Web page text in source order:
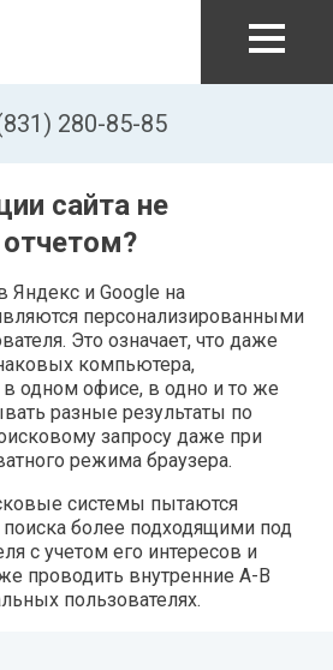
280-85-85
сайта не
Яндекс и Google на
персонализированными
Это означает, что даже
компьютера,
одном офисе, в одно и то же
разные результаты по
запросу даже при
режима браузера.
системы пытаются
поиска более подходящими под
с учетом его интересов и
проводить внутренние A-B
пользователях.